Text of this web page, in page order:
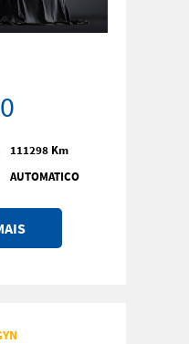
111298 Km
AUTOMATICO